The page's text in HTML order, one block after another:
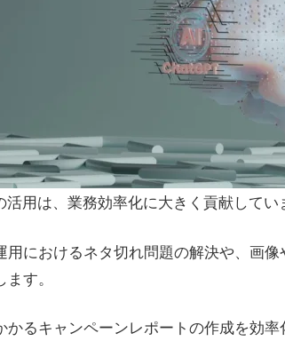
用は、業務効率化に大きく貢献してい
用におけるネタ切れ問題の解決や、画
す。
かるキャンペーンレポートの作成を効